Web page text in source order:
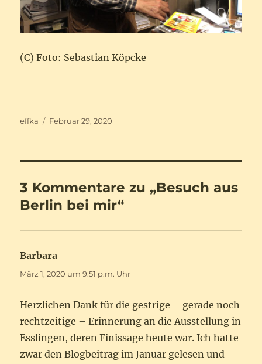
(C) Foto: Sebastian Köpcke
Autor
effka
Veröffentlicht
Februar 29, 2020
3 Kommentare zu „Besuch aus
Berlin bei mir“
Barbara
März 1, 2020 um 9:51 p.m. Uhr
Herzlichen Dank für die gestrige – gerade noch
rechtzeitige – Erinnerung an die Ausstellung in
Esslingen, deren Finissage heute war. Ich hatte
zwar den Blogbeitrag im Januar gelesen und